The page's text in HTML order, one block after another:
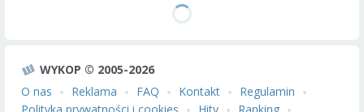
WYKOP © 2005-2026
O nas
Reklama FAQ Kontakt
Regulamin